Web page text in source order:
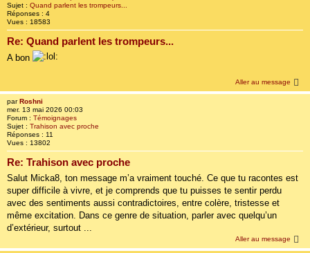
Sujet : Quand parlent les trompeurs...
Réponses : 4
Vues : 18583
Re: Quand parlent les trompeurs...
A bon
Aller au message
parRoshni
mer. 13 mai 2026 00:03
Forum : Témoignages
Sujet : Trahison avec proche
Réponses : 11
Vues : 13802
Re: Trahison avec proche
Salut Micka8, ton message m’a vraiment touché. Ce que tu racontes est
super difficile à vivre, et je comprends que tu puisses te sentir perdu
avec des sentiments aussi contradictoires, entre colère, tristesse et
même excitation. Dans ce genre de situation, parler avec quelqu’un
d’extérieur, surtout ...
Aller au message